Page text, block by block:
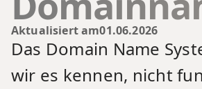
Aktualisiert am01.06.2026
Das Domain Name
wir es kennen, nicht